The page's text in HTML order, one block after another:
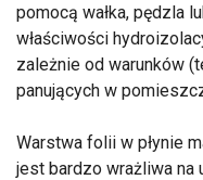
pomocą wałka, pędzla
właściwości
zależnie od warunków
panujących w
Warstwa folii w płynie
jest bardzo wrażliwa na